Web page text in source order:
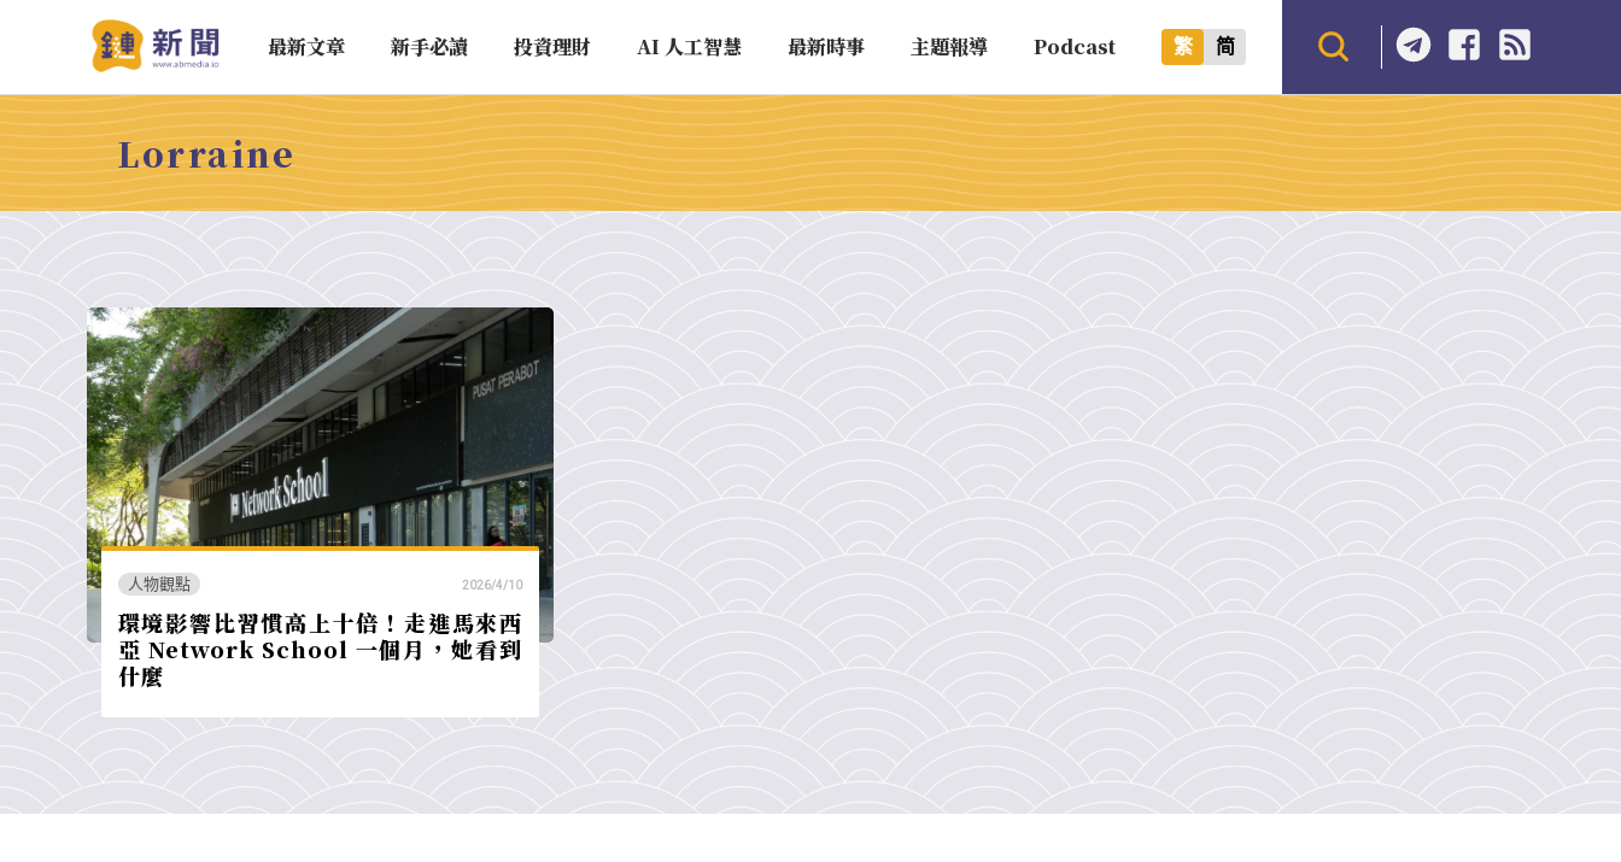
最新文章 新手必讀 投資理財 AI 人工智慧 最新時事 主題報導 Podcast 繁 简
Lorraine
人物觀點 2026/4/10
環境影響比習慣高上十倍！走進馬來西
亞 Network School 一個月，她看到
什麼